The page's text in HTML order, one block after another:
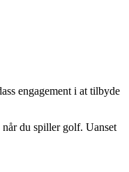
engagement i at tilbyde
du spiller golf. Uanset